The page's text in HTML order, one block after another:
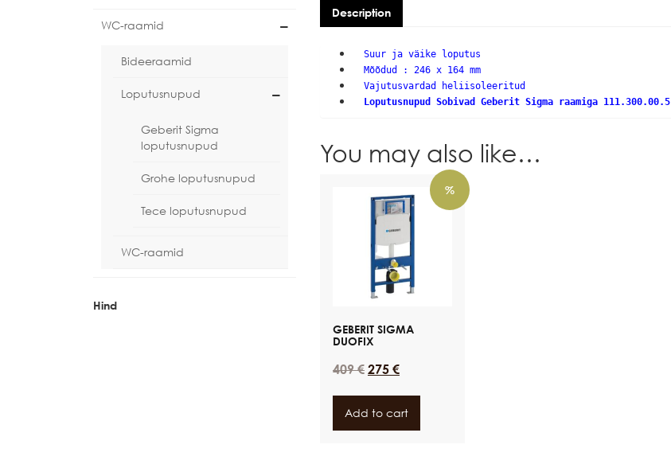
WC-raamid
Bideeraamid
Loputusnupud
Geberit Sigma
loputusnupud
Grohe loputusnupud
Tece loputusnupud
WC-raamid
Hind
Description
Suur ja väike loputus
Mõõdud : 246 x 164 mm
Vajutusvardad heliisoleeritud
Loputusnupud Sobivad Geberit Sigma raamiga 111.300.00.5
You may also like…
%
GEBERIT SIGMA
DUOFIX
409€ 275 €
Add to cart